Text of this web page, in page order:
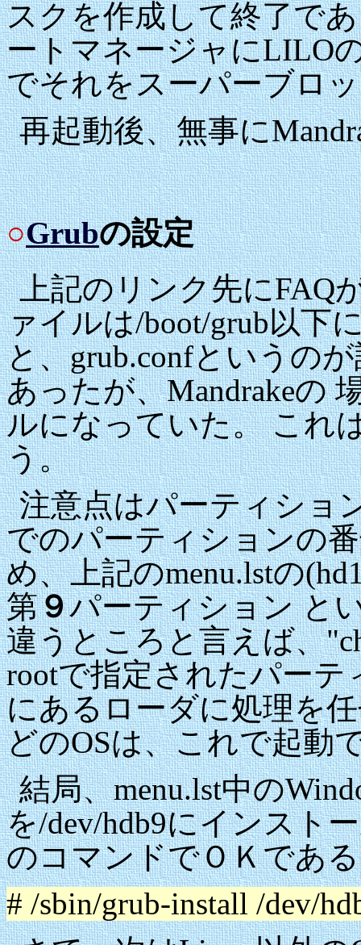
スクを作成して終了で
ートマネージャにLILO
でそれをスーパーブロ
再起動後、無事に
○Grubの設定
上記のリンク先にFAQ
ァイルは/boot/grub以下
と、grub.confというの
あったが、Mandrakeの
ルになっていた。 これ
う。
注意点はパーティショ
でのパーティションの
め、上記のmenu.lstの
第９パーティション と
違うところと言えば、
rootで指定されたパー
にあるローダに処理を
どのOSは、これで起動
結局、menu.lst中の
を/dev/hdb9にインスト
のコマンドでＯＫであ
# /sbin/grub-install /dev/